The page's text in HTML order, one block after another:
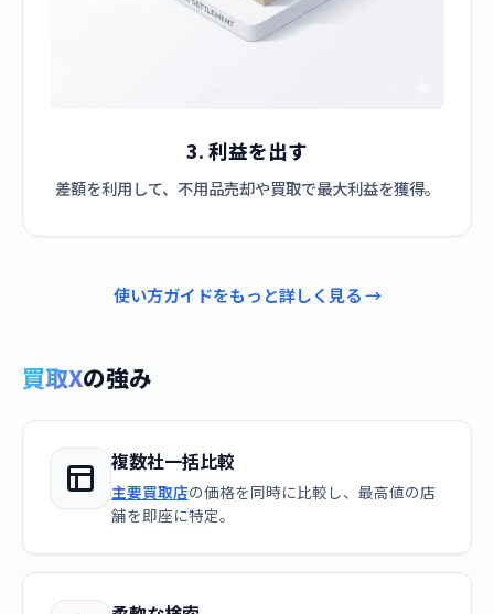
3. 利益を出す
差額を利用して、不用品売却や買取で最大利益を獲得。
使い方ガイドをもっと詳しく見る →
買取Xの強み
複数社一括比較
主要買取店の価格を同時に比較し、最高値の店
舗を即座に特定。